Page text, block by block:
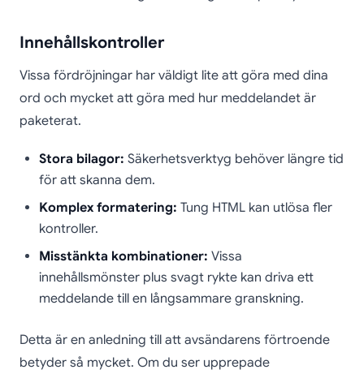
Innehållskontroller
Vissa fördröjningar har väldigt lite att göra med dina
ord och mycket att göra med hur meddelandet är
paketerat.
Stora bilagor: Säkerhetsverktyg behöver längre tid
för att skanna dem.
Komplex formatering: Tung HTML kan utlösa fler
kontroller.
Misstänkta kombinationer: Vissa
innehållsmönster plus svagt rykte kan driva ett
meddelande till en långsammare granskning.
Detta är en anledning till att avsändarens förtroende
betyder så mycket. Om du ser upprepade